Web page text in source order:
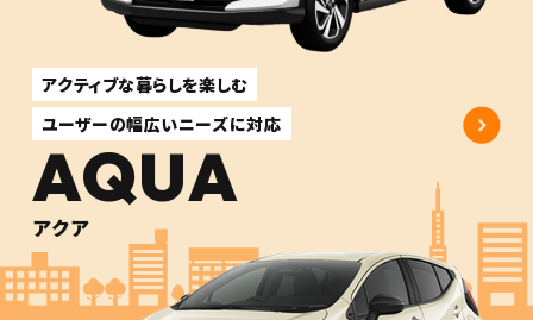
アクティブな暮らしを楽しむ
ユーザーの幅広いニーズに対応
AQUA
アクア